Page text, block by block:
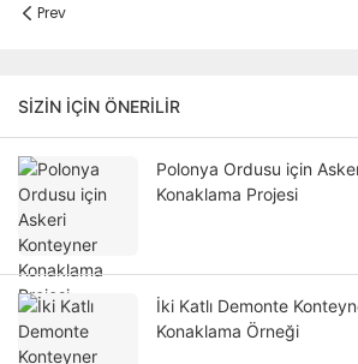
Prev
SIZIN IÇIN ÖNERILIR
Polonya Ordusu için
Konaklama Projesi
İki Katlı Demonte
Konaklama Örneği